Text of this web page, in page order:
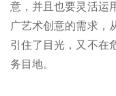
意，并且也要灵活运
广艺术创意的需求，
引住了目光，又不在
务目地。